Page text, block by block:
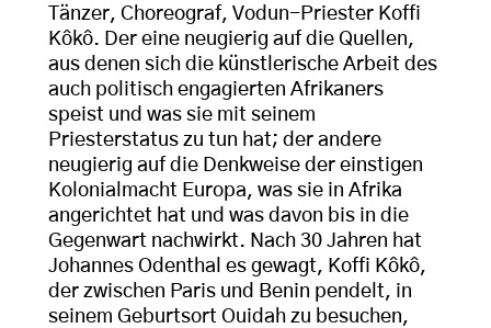
Tänzer, Choreograf, Vodun-Priester Koffi
Kôkô. Der eine neugierig auf die Quellen,
aus denen sich die künstlerische Arbeit des
auch politisch engagierten Afrikaners
speist und was sie mit seinem
Priesterstatus zu tun hat; der andere
neugierig auf die Denkweise der einstigen
Kolonialmacht Europa, was sie in Afrika
angerichtet hat und was davon bis in die
Gegenwart nachwirkt. Nach 30 Jahren hat
Johannes Odenthal es gewagt, Koffi Kôkô,
der zwischen Paris und Benin pendelt, in
seinem Geburtsort Ouidah zu besuchen,